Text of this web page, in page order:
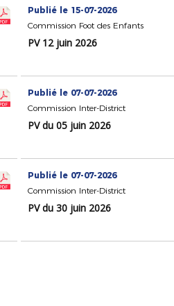
Publié le 15-07-2026
Commission Foot des Enfants
PV 12 juin 2026
Publié le 07-07-2026
Commission Inter-District
PV du 05 juin 2026
Publié le 07-07-2026
Commission Inter-District
PV du 30 juin 2026